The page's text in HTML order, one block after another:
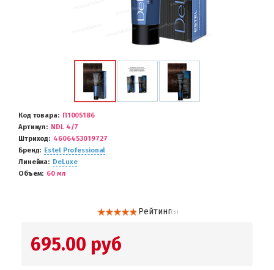
Код товара
П1005186
Артикул
NDL 4/7
Штриход
4606453019727
Бренд
Estel Professional
Линейка
DeLuxe
Объем
60 мл
Рейтинг( 5 )
695.00 руб